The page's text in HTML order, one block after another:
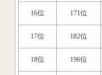
16位 171位
17位 182位
18位 196位